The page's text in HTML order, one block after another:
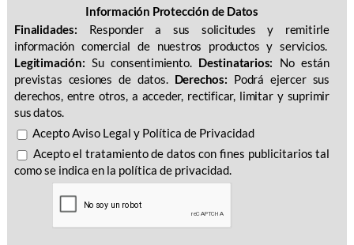
Información Protección de Datos
Finalidades: Responder a sus solicitudes y remitirle
información comercial de nuestros productos y servicios.
Legitimación: Su consentimiento. Destinatarios: No están
previstas cesiones de datos. Derechos: Podrá ejercer sus
derechos, entre otros, a acceder, rectificar, limitar y suprimir
sus datos.
AceptoAviso Legal y Política de Privacidad
Acepto el tratamiento de datos con fines publicitarios tal
como se indica en la política de privacidad.